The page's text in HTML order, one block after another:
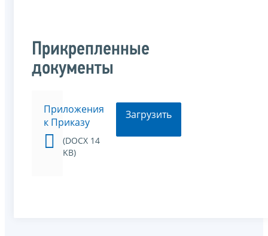
Прикрепленные
документы
Приложения
к Приказу
(DOCX 14
KB)
Загрузить